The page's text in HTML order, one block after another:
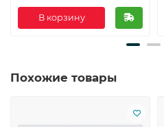
В корзину
Похожие товары